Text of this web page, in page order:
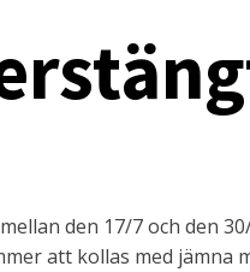
den 17/7 och den
att kollas med jämna